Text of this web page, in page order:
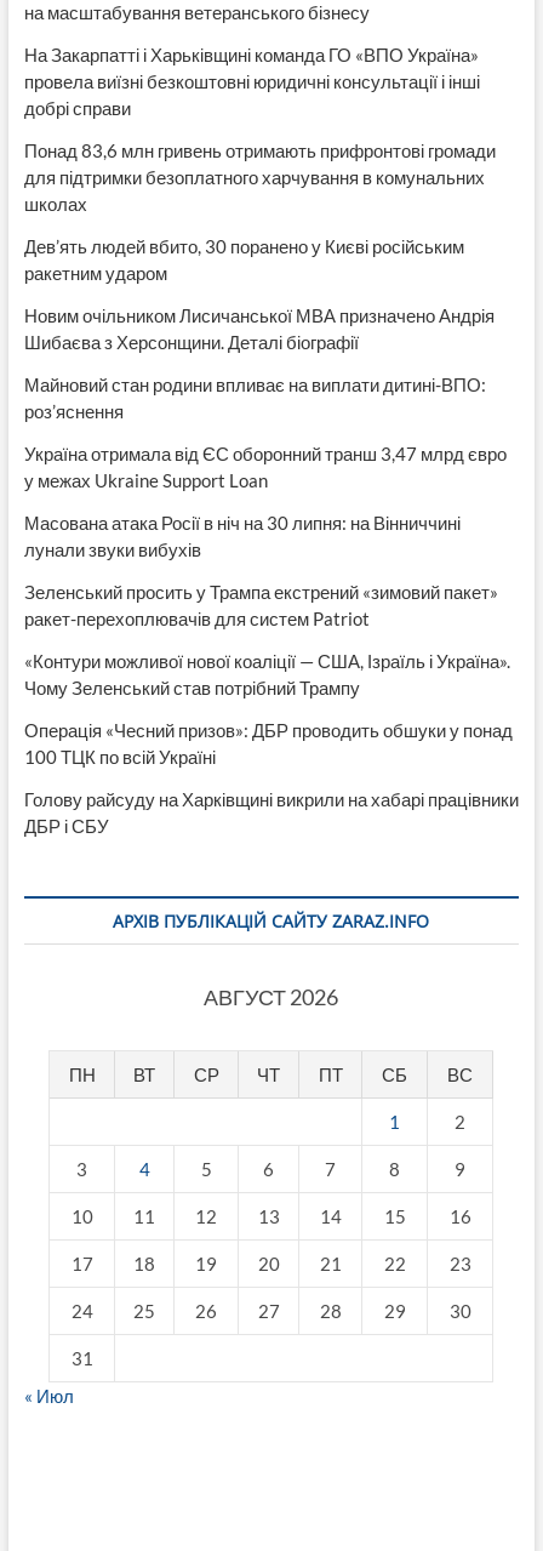
на масштабування ветеранського бізнесу
На Закарпатті і Харьківщині команда ГО «ВПО Україна»
провела виїзні безкоштовні юридичні консультації і інші
добрі справи
Понад 83,6 млн гривень отримають прифронтові громади
для підтримки безоплатного харчування в комунальних
школах
Дев’ять людей вбито, 30 поранено у Києві російським
ракетним ударом
Новим очільником Лисичанської МВА призначено Андрія
Шибаєва з Херсонщини. Деталі біографії
Майновий стан родини впливає на виплати дитині-ВПО:
роз’яснення
Україна отримала від ЄС оборонний транш 3,47 млрд євро
у межах Ukraine Support Loan
Масована атака Росії в ніч на 30 липня: на Вінниччині
лунали звуки вибухів
Зеленський просить у Трампа екстрений «зимовий пакет»
ракет-перехоплювачів для систем Patriot
«Контури можливої нової коаліції — США, Ізраїль і Україна».
Чому Зеленський став потрібний Трампу
Операція «Чесний призов»: ДБР проводить обшуки у понад
100 ТЦК по всій Україні
Голову райсуду на Харківщині викрили на хабарі працівники
ДБР і СБУ
АРХІВ ПУБЛІКАЦІЙ САЙТУ ZARAZ.INFO
АВГУСТ 2026
ПН ВТ СР ЧТ ПТ СБ ВС
1 2
3 4 5 6 7 8 9
10 11 12 13 14 15 16
17 18 19 20 21 22 23
24 25 26 27 28 29 30
31
« Июл